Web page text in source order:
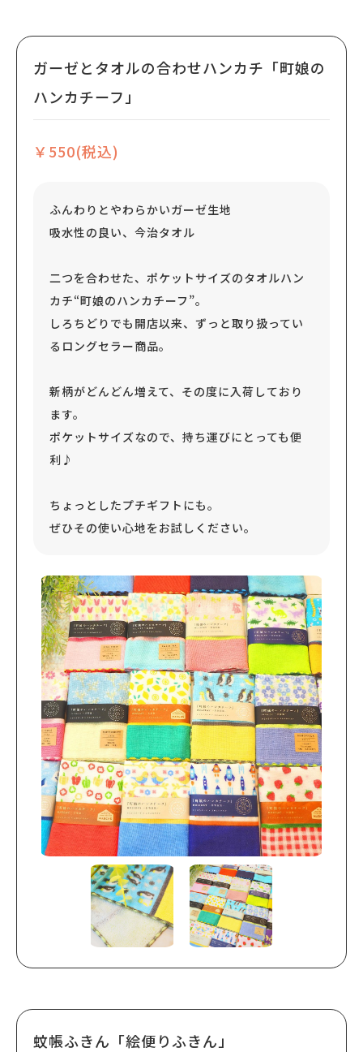
ガーゼとタオルの合わせハンカチ「町娘の
ハンカチーフ」
￥550(税込)
ふんわりとやわらかいガーゼ生地
吸水性の良い、今治タオル
二つを合わせた、ポケットサイズのタオルハン
カチ“町娘のハンカチーフ”。
しろちどりでも開店以来、ずっと取り扱ってい
るロングセラー商品。
新柄がどんどん増えて、その度に入荷しており
ます。
ポケットサイズなので、持ち運びにとっても便
利♪
ちょっとしたプチギフトにも。
ぜひその使い心地をお試しください。
蚊帳ふきん「絵便りふきん」